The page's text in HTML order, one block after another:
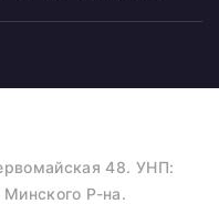
48. УНП:
Р-на.